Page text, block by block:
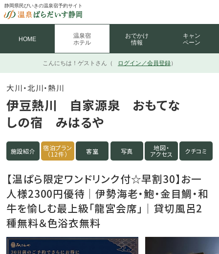
静岡県民びいきの温泉宿予約サイト
HOME
温泉宿
ホテル
おでかけ
情報
キャン
ペーン
こんにちは！ ゲストさん（ ログイン／会員登録）
大川・北川・熱川
伊豆熱川 自家源泉 おもてな
しの宿 みはるや
施設紹介 宿泊プラン
（12件） 客室 写真 地図・
アクセス クチコミ
【温ぱら限定ワンドリンク付☆早割30】お一
人様2300円優待｜伊勢海老・鮑・金目鯛・和
牛を愉しむ最上級「龍宮会席」｜貸切風呂2
種無料＆色浴衣無料